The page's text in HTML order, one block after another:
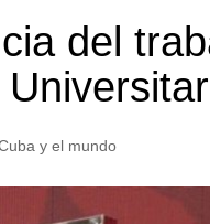
del
y el mundo